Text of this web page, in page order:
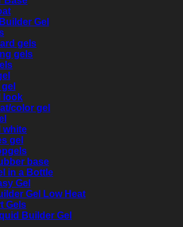
Gel
gels
gels
look
color gel
white
gel
base
in a Bottle
Gel
Gel Low Heat
Gels
Builder Gel